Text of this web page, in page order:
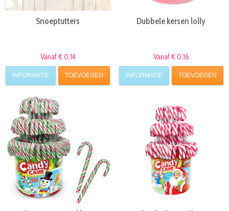
Snoeptutters
Vanaf € 0,14
INFORMATIE TOEVOEGEN
Dubbele kersen lolly
Vanaf € 0,16
INFORMATIE TOEVOEGEN